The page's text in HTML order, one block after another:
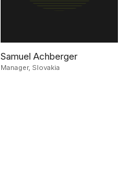
Samuel Achberger
Manager, Slovakia